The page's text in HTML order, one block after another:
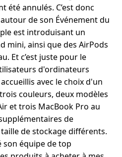
été annulés. C’est donc
de son Événement du
est introduisant un
mini, ainsi que des AirPods
Et c’est juste pour le
d'ordinateurs
avec le choix d'un
couleurs, deux modèles
et trois MacBook Pro au
de
de stockage différents.
équipe de top